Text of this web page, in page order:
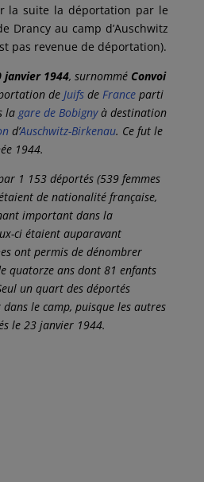
la suite la déportation par le
Drancy au camp d’Auschwitz
pas revenue de déportation).
janvier 1944, surnommé Convoi
de Juifsde Franceparti
la gare de Bobignyà destination
d’Auschwitz-Birkenau. Ce fut le
1944.
1 153 déportés (539 femmes
de nationalité française,
important dans la
ci étaient auparavant
ont permis de dénombrer
quatorze ans dont 81 enfants
un quart des déportés
le camp, puisque les autres
le 23 janvier 1944.